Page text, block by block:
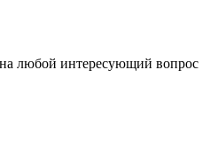
любой интересующий вопрос